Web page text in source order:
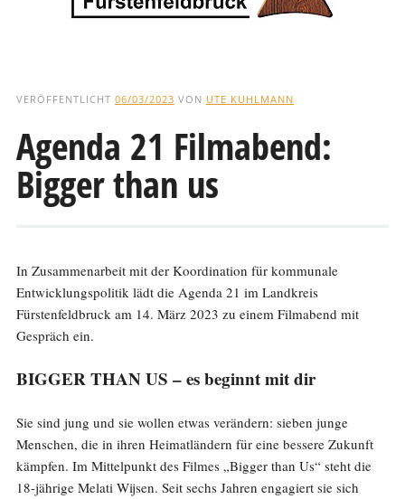
und
Text
VERÖFFENTLICHT 06/03/2023 VON UTE KUHLMANN
Agenda 21 Filmabend:
Bigger than us
In Zusammenarbeit mit der Koordination für kommunale
Entwicklungspolitik lädt die Agenda 21 im Landkreis
Fürstenfeldbruck am 14. März 2023 zu einem Filmabend mit
Gespräch ein.
BIGGER THAN US – es beginnt mit dir
Sie sind jung und sie wollen etwas verändern: sieben junge
Menschen, die in ihren Heimatländern für eine bessere Zukunft
kämpfen. Im Mittelpunkt des Filmes „Bigger than Us“ steht die
18-jährige Melati Wijsen. Seit sechs Jahren engagiert sie sich